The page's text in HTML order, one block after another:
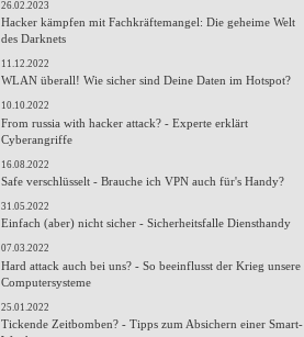
26.02.2023
Hacker kämpfen mit Fachkräftemangel: Die geheime Welt
des Darknets
11.12.2022
WLAN überall! Wie sicher sind Deine Daten im Hotspot?
10.10.2022
From russia with hacker attack? - Experte erklärt
Cyberangriffe
16.08.2022
Safe verschlüsselt - Brauche ich VPN auch für's Handy?
31.05.2022
Einfach (aber) nicht sicher - Sicherheitsfalle Diensthandy
07.03.2022
Hard attack auch bei uns? - So beeinflusst der Krieg unsere
Computersysteme
25.01.2022
Tickende Zeitbomben? - Tipps zum Absichern einer Smart-